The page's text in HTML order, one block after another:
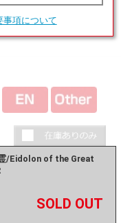
事項について
/Eidolon of the Great
－ +